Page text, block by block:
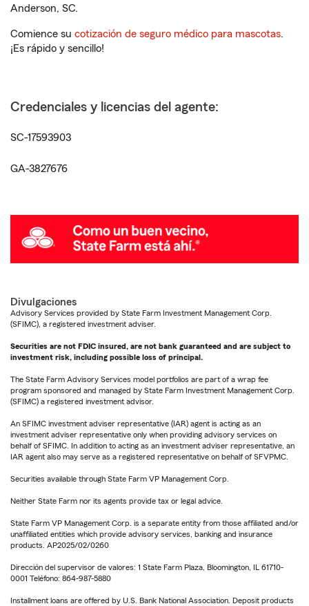
Anderson, SC.
Comience su cotización de seguro médico para mascotas.
¡Es rápido y sencillo!
Credenciales y licencias del agente:
SC-17593903
GA-3827676
Divulgaciones
Advisory Services provided by State Farm Investment Management Corp.
(SFIMC), a registered investment adviser.
Securities are not FDIC insured, are not bank guaranteed and are subject to
investment risk, including possible loss of principal.
The State Farm Advisory Services model portfolios are part of a wrap fee
program sponsored and managed by State Farm Investment Management Corp.
(SFIMC) a registered investment advisor.
An SFIMC investment adviser representative (IAR) agent is acting as an
investment adviser representative only when providing advisory services on
behalf of SFIMC. In addition to acting as an investment adviser representative, an
IAR agent also may serve as a registered representative on behalf of SFVPMC.
Securities available through State Farm VP Management Corp.
Neither State Farm nor its agents provide tax or legal advice.
State Farm VP Management Corp. is a separate entity from those affiliated and/or
unaffiliated entities which provide advisory services, banking and insurance
products. AP2025/02/0260
Dirección del supervisor de valores: 1 State Farm Plaza, Bloomington, IL 61710-
0001 Teléfono: 864-987-5880
Installment loans are offered by U.S. Bank National Association. Deposit products